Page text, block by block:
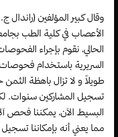
وقال كبير المؤلفين (راندال
الأعصاب في كلية الطب
الحالي، نقوم بإجراء
السريرية باستخدام فحوصات
طويلاً و لا تزال باهظة
تسجيل المشاركين
البسيط الآن، يمكننا فحص
مما يعني أنه بإمكاننا